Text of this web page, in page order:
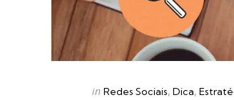
Categories
Posted
in Redes Sociais Dica